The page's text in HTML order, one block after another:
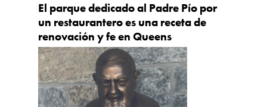
El parque dedicado al Padre Pío por
un restaurantero es una receta de
renovación y fe en Queens